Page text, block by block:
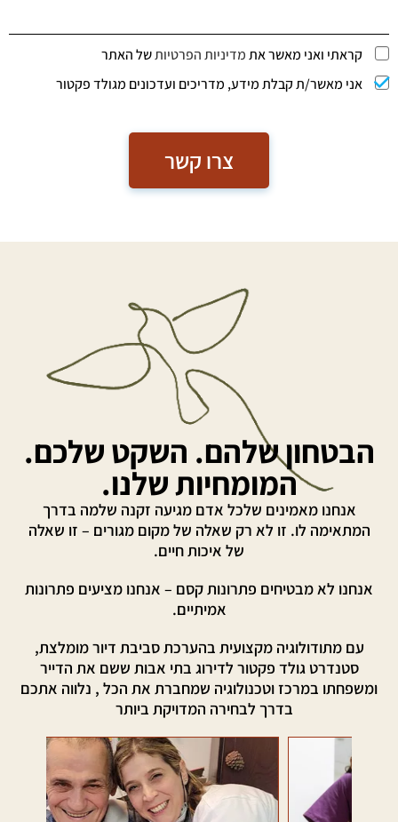
קראתי ואני מאשר אתמדיניות הפרטיותשל האתר
אני מאשר/ת קבלת מידע, מדריכים ועדכונים מגולד פקטור
צרו קשר
הבטחון שלהם. השקט שלכם.
המומחיות שלנו.
אנחנו מאמינים שלכל אדם מגיעה זקנה שלמה בדרך
המתאימה לו. זו לא רק שאלה של מקום מגורים – זו שאלה
של איכות חיים.
אנחנו לא מבטיחים פתרונות קסם – אנחנו מציעים פתרונות
אמיתיים.
עם מתודולוגיה מקצועית בהערכת סביבת דיור מומלצת,
סטנדרט גולד פקטור לדירוג בתי אבות ששם את הדייר
ומשפחתו במרכז וטכנולוגיה שמחברת את הכל , נלווה אתכם
בדרך לבחירה המדויקת ביותר